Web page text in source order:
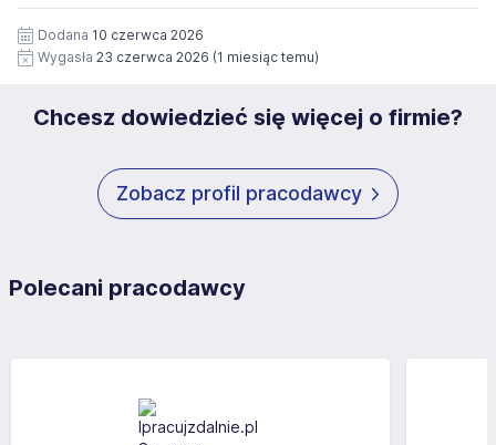
https://www.workprofit.pl/klauzula-informacyjna.html
12 miesięcy. Zgoda jest dobrowolna i może być w każdym
czasie wycofana.
Dodana 10 czerwca 2026
Wygasła 23 czerwca 2026 (1 miesiąc temu)
Chcesz dowiedzieć się więcej o firmie?
Zobacz profil pracodawcy
Polecani pracodawcy